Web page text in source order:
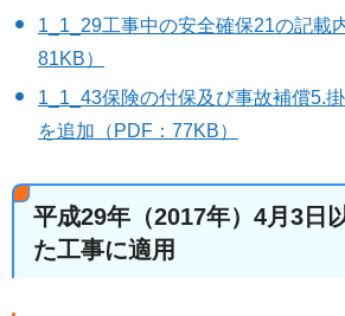
1_1_29工事中の安全確保21の記載
81KB）
1_1_43保険の付保及び事故補償5.
を追加（PDF：77KB）
平成29年（2017年）4月3日
た工事に適用